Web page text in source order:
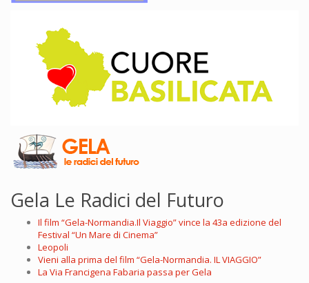
Gela Le Radici del Futuro
Il film “Gela-Normandia.Il Viaggio” vince la 43a edizione del
Festival “Un Mare di Cinema”
Leopoli
Vieni alla prima del film “Gela-Normandia. IL VIAGGIO”
La Via Francigena Fabaria passa per Gela